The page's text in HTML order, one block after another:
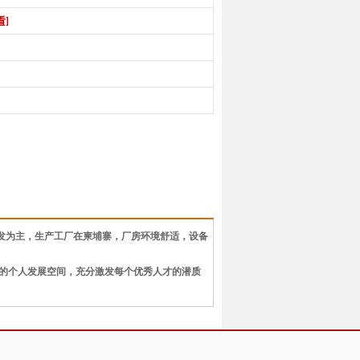
]
主，生产工厂在柬埔寨，厂房环境舒适，设备
个人发展空间，充分激发每个优秀人才的潜质